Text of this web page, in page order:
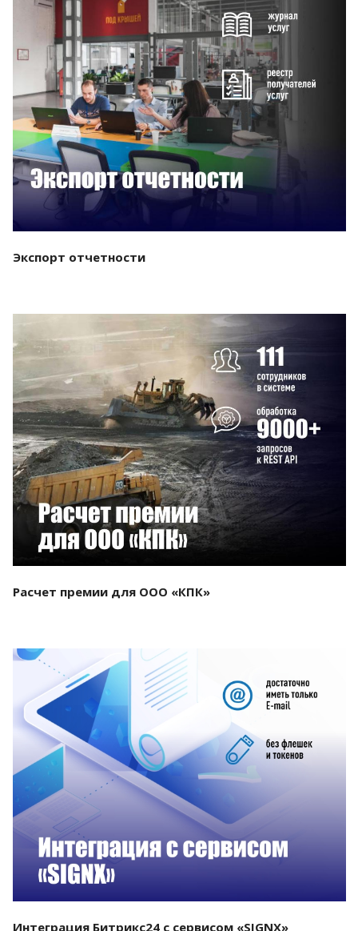
Смотреть проект
Экспорт отчетности
Смотреть проект
Расчет премии для ООО «КПК»
Смотреть проект
Интеграция Битрикс24 с сервисом «SIGNX»